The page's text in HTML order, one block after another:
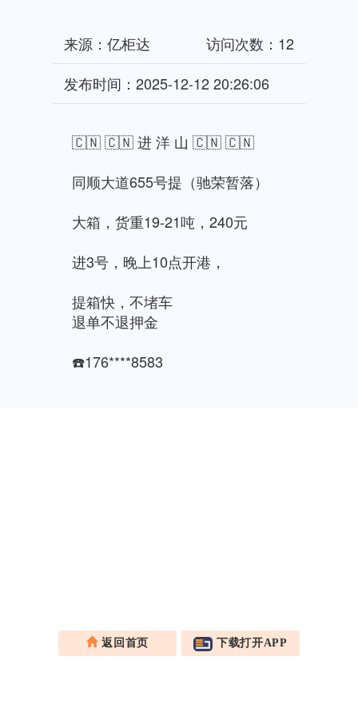
来源：亿柜达
访问次数：12
发布时间：2025-12-12 20:26:06
🇨🇳 🇨🇳 进 洋 山 🇨🇳 🇨🇳
同顺大道655号提（驰荣暂落）
大箱，货重19-21吨，240元
进3号，晚上10点开港，
提箱快，不堵车
退单不退押金
☎️176****8583
返回首页 下载打开APP